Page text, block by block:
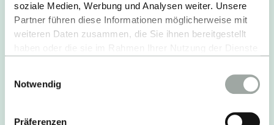
soziale Medien, Werbung und Analysen weiter. Unsere
Partner führen diese Informationen möglicherweise mit
weiteren Daten zusammen, die Sie ihnen bereitgestellt
Alles zum Thema Cookies und personenbezogene
Datenverarbeitung entnehmen Sie unserer
Notwendig
Präferenzen
Im Reutlinger General-Anzeiger ist die neue
GEA-Campusseite erschienen.